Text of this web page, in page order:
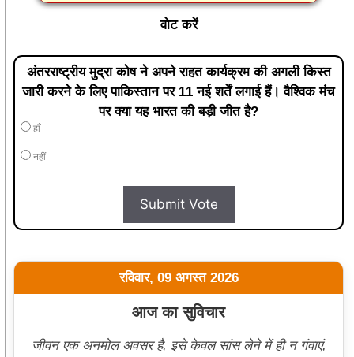
वोट करें
अंतरराष्ट्रीय मुद्रा कोष ने अपने राहत कार्यक्रम की अगली किस्त
जारी करने के लिए पाकिस्तान पर 11 नई शर्तें लगाई हैं। वैश्विक मंच
पर क्या यह भारत की बड़ी जीत है?
हाँ
नहीं
Submit Vote
रविवार, 09 अगस्त 2026
आज का सुविचार
जीवन एक अनमोल अवसर है, इसे केवल सांस लेने में ही न गंवाएं,